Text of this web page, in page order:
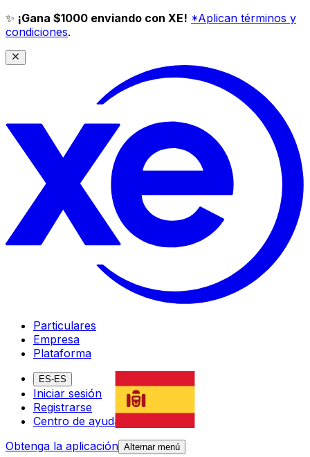
✨ ¡Gana $1000 enviando con XE! *Aplican términos y
condiciones.
Particulares
Empresa
Plataforma
ES-ES
Iniciar sesión
Registrarse
Centro de ayuda
Obtenga la aplicación Alternar menú